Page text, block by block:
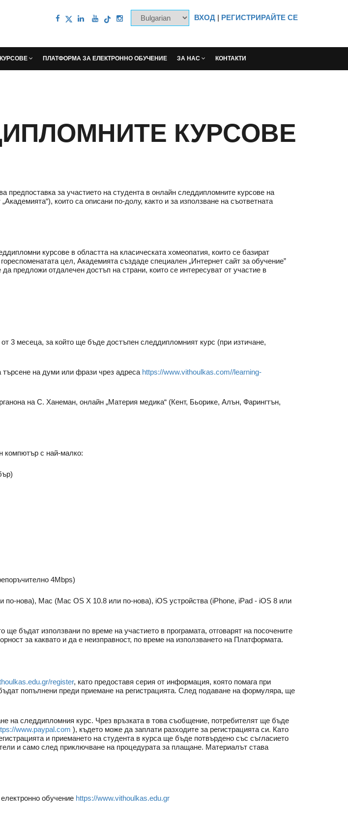
ВХОД | РЕГИСТРИРАЙТЕ СЕ
ПЛАТФОРМА ЗА ЕЛЕКТРОННО ОБУЧЕНИЕ ЗА НАС КОНТАКТИ
КУРСОВЕ
за участието на студента в онлайн следдипломните курсове на
които са описани по-долу, както и за използване на съответната
курсове в областта на класическата хомеопатия, които се базират
цел, Академията създаде специален „Интернет сайт за обучение”
да предложи отдалечен достъп на страни, които се интересуват от участие в
3 месеца, за който ще бъде достъпен следдипломният курс (при изтичане,
на думи или фрази чрез адреса https://www.vithoulkas.com//learning-
на С. Ханеман, онлайн „Материя медика“ (Кент, Бьорике, Алън, Фарингтън,
компютър с най-малко:
4Mbps)
нова), Mac (Mac OS X 10.8 или по-нова), iOS устройства (iPhone, iPad - iOS 8 или
бъдат използвани по време на участието в програмата, отговарят на посочените
за каквато и да е неизправност, по време на използването на Платформата.
register, като предоставя серия от информация, която помага при
попълнени преди приемане на регистрацията. След подаване на формуляра, ще
на следдипломния курс. Чрез връзката в това съобщение, потребителят ще бъде
www.paypal.com ), където може да заплати разходите за регистрацията си. Като
и приемането на студента в курса ще бъде потвърдено със съгласието
и само след приключване на процедурата за плащане. Материалът става
обучение https://www.vithoulkas.edu.gr